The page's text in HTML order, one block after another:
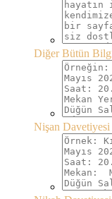
Diğer Bütün
Nişan